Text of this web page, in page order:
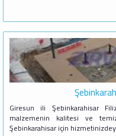
Giresun ili Şebinkarahisar
malzemenin kalitesi ve
Şebinkarahisar için